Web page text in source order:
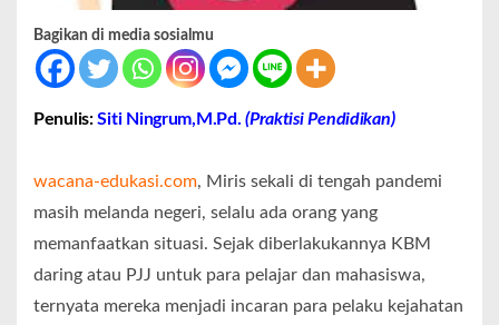
Bagikan di media sosialmu
Penulis:Siti Ningrum,M.Pd. (Praktisi Pendidikan)
wacana-edukasi.com, Miris sekali di tengah pandemi
masih melanda negeri, selalu ada orang yang
memanfaatkan situasi. Sejak diberlakukannya KBM
daring atau PJJ untuk para pelajar dan mahasiswa,
ternyata mereka menjadi incaran para pelaku kejahatan